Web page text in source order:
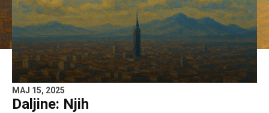
MAJ 15, 2025
Daljine: Njih